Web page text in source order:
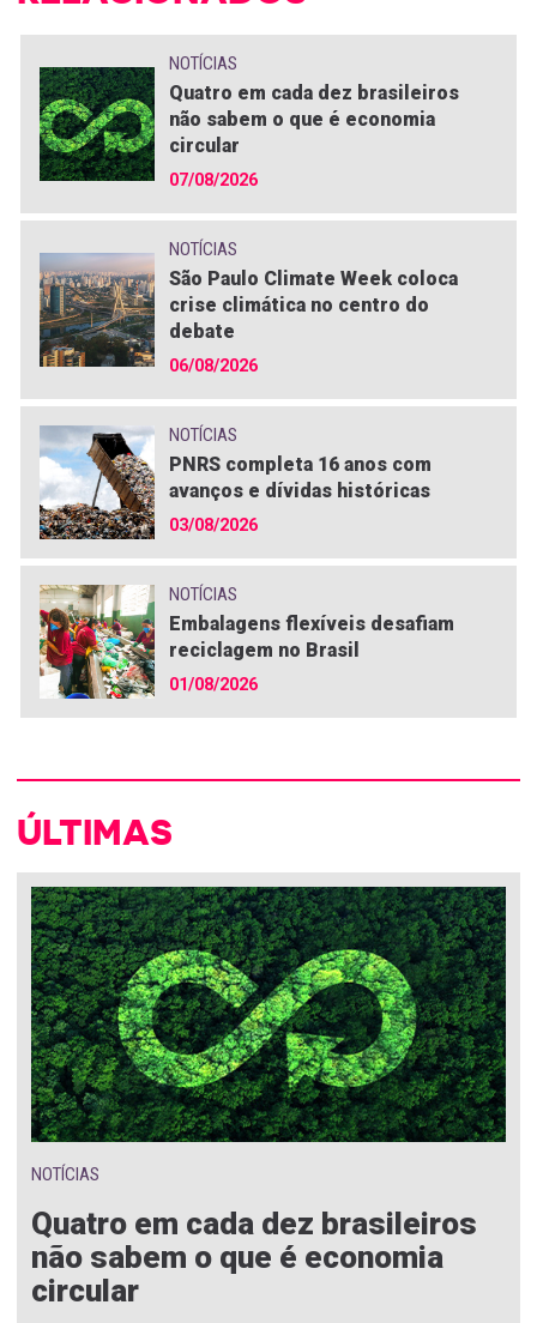
NOTÍCIAS
Quatro em cada dez brasileiros
não sabem o que é economia
circular
07/08/2026
NOTÍCIAS
São Paulo Climate Week coloca
crise climática no centro do
debate
06/08/2026
NOTÍCIAS
PNRS completa 16 anos com
avanços e dívidas históricas
03/08/2026
NOTÍCIAS
Embalagens flexíveis desafiam
reciclagem no Brasil
01/08/2026
ÚLTIMAS
NOTÍCIAS
Quatro em cada dez brasileiros
não sabem o que é economia
circular